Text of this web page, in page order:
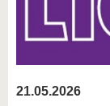
21.05.2026